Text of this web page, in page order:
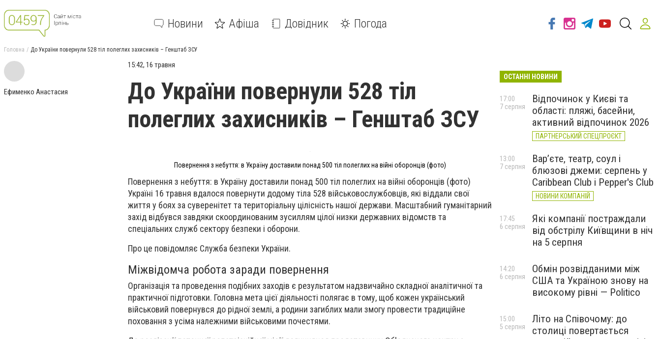
Новини Афіша Довідник Погода
Головна До України повернули 528 тіл полеглих захисників – Генштаб ЗСУ
Ефименко Анастасия
15:42, 16 травня
До України повернули 528 тіл
полеглих захисників – Генштаб ЗСУ
Повернення з небуття: в Україну доставили понад 500 тіл полеглих на війні оборонців (фото)
Повернення з небуття: в Україну доставили понад 500 тіл полеглих на війні оборонців (фото)
Україні 16 травня вдалося повернути додому тіла 528 військовослужбовців, які віддали свої
життя у боях за суверенітет та територіальну цілісність нашої держави. Масштабний гуманітарний
захід відбувся завдяки скоординованим зусиллям цілої низки державних відомств та
спеціальних служб сектору безпеки і оборони.
Про це повідомляє Служба безпеки України.
Міжвідомча робота заради повернення
Організація та проведення подібних заходів є результатом надзвичайно складної аналітичної та
практичної підготовки. Головна мета цієї діяльності полягає в тому, щоб кожен український
військовий повернувся до рідної землі, а родини загиблих мали змогу провести традиційне
поховання з усіма належними військовими почестями.
ОСТАННІ НОВИНИ
Відпочинок у Києві та
області: пляжі, басейни,
активний відпочинок 2026
ПАРТНЕРСЬКИЙ СПЕЦПРОЄКТ
17:00
7 серпня
Вар’єте, театр, соул і
блюзові джеми: серпень у
Caribbean Club і Pepper's Club
НОВИНИ КОМПАНІЙ
13:00
7 серпня
Які компанії постраждали
від обстрілу Київщини в ніч
на 5 серпня
17:45
6 серпня
Обмін розвідданими між
США та Україною знову на
високому рівні — Politico
14:20
6 серпня
Літо на Співочому: до
столиці повертається
15:00
5 серпня